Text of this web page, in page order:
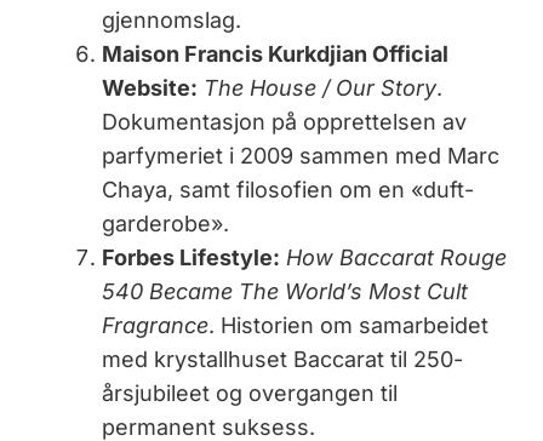
gjennomslag.
Maison Francis Kurkdjian Official
Website: The House / Our Story.
Dokumentasjon på opprettelsen av
parfymeriet i 2009 sammen med Marc
Chaya, samt filosofien om en «duft-
garderobe».
Forbes Lifestyle: How Baccarat Rouge
540 Became The World’s Most Cult
Fragrance. Historien om samarbeidet
med krystallhuset Baccarat til 250-
årsjubileet og overgangen til
permanent suksess.